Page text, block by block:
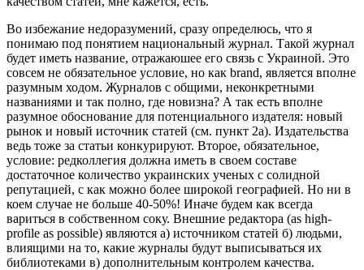
Во избежание недоразумений, сразу определюсь, что я
понимаю под понятием национальный журнал. Такой журнал
будет иметь название, отражаюшее его связь с Украиной. Это
совсем не обязательное условие, но как brand, является вполне
разумным ходом. Журналов с общими, неконкретными
названиями и так полно, где новизна? А так есть вполне
разумное обоснование для потенциального издателя: новый
рынок и новый источник статей (см. пункт 2а). Издательства
ведь тоже за статьи конкурируют. Второе, обязательное,
условие: редколлегия должна иметь в своем составе
достаточное количество украинских ученых с солидной
репутацией, с как можно более широкой географией. Но ни в
коем случае не больше 40-50%! Иначе будем как всегда
вариться в собственном соку. Внешние редактора (as high-
profile as possible) являются а) источником статей б) людьми,
влиящими на то, какие журналы будут выписываться их
библиотеками в) дополнительным контролем качества.